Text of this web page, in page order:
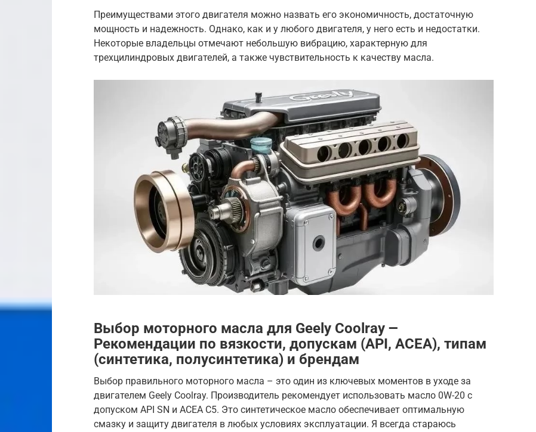
Преимуществами этого двигателя можно назвать его экономичность, достаточную
мощность и надежность. Однако, как и у любого двигателя, у него есть и недостатки.
Некоторые владельцы отмечают небольшую вибрацию, характерную для
трехцилиндровых двигателей, а также чувствительность к качеству масла.
Выбор моторного масла для Geely Coolray ౼
Рекомендации по вязкости, допускам (API, ACEA), типам
(синтетика, полусинтетика) и брендам
Выбор правильного моторного масла – это один из ключевых моментов в уходе за
двигателем Geely Coolray. Производитель рекомендует использовать масло 0W-20 с
допуском API SN и ACEA C5. Это синтетическое масло обеспечивает оптимальную
смазку и защиту двигателя в любых условиях эксплуатации. Я всегда стараюсь